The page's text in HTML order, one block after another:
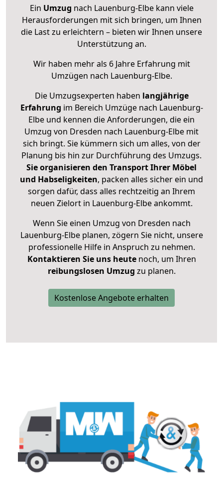
Ein Umzug nach Lauenburg-Elbe kann viele
Herausforderungen mit sich bringen, um Ihnen
die Last zu erleichtern – bieten wir Ihnen unsere
Unterstützung an.
Wir haben mehr als 6 Jahre Erfahrung mit
Umzügen nach Lauenburg-Elbe.
Die Umzugsexperten haben langjährige
Erfahrung im Bereich Umzüge nach Lauenburg-
Elbe und kennen die Anforderungen, die ein
Umzug von Dresden nach Lauenburg-Elbe mit
sich bringt. Sie kümmern sich um alles, von der
Planung bis hin zur Durchführung des Umzugs.
Sie organisieren den Transport Ihrer Möbel
und Habseligkeiten, packen alles sicher ein und
sorgen dafür, dass alles rechtzeitig an Ihrem
neuen Zielort in Lauenburg-Elbe ankommt.
Wenn Sie einen Umzug von Dresden nach
Lauenburg-Elbe planen, zögern Sie nicht, unsere
professionelle Hilfe in Anspruch zu nehmen.
Kontaktieren Sie uns heutenoch, um Ihren
reibungslosen Umzug zu planen.
Kostenlose Angebote erhalten